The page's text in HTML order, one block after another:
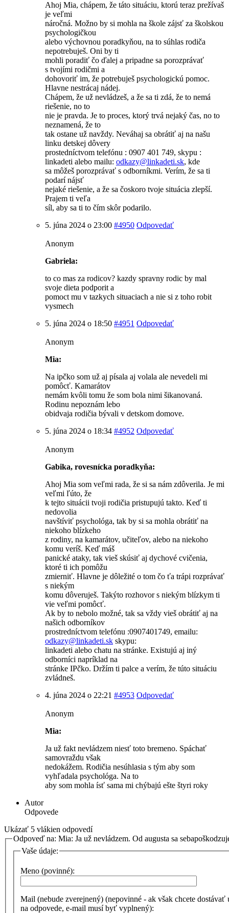
Ahoj Mia, chápem, že táto situáciu, ktorú teraz prežívaš
je veľmi
náročná. Možno by si mohla na škole zájsť za školskou
psychologičkou
alebo výchovnou poradkyňou, na to súhlas rodiča
nepotrebuješ. Oni by ti
mohli poradiť čo ďalej a pripadne sa porozprávať
s tvojími rodičmi a
dohovoriť im, že potrebuješ psychologickú pomoc.
Hlavne nestrácaj nádej.
Chápem, že už nevládzeš, a že sa ti zdá, že to nemá
riešenie, no to
nie je pravda. Je to proces, ktorý trvá nejaký čas, no to
neznamená, že to
tak ostane už navždy. Neváhaj sa obrátiť aj na našu
linku detskej dôvery
prostedníctvom telefónu : 0907 401 749, skypu :
linkadeti alebo mailu: odkazy@linkadeti.sk, kde
sa môžeš porozprávať s odborníkmi. Verím, že sa ti
podarí nájsť
nejaké riešenie, a že sa čoskoro tvoje situácia zlepší.
Prajem ti veľa
síl, aby sa ti to čím skôr podarilo.
5. júna 2024 o 23:00 #4950 Odpovedať
Anonym
Gabriela:
to co mas za rodicov? kazdy spravny rodic by mal
svoje dieta podporit a
pomoct mu v tazkych situaciach a nie si z toho robit
vysmech
5. júna 2024 o 18:50 #4951 Odpovedať
Anonym
Mia:
Na ipčko som už aj písala aj volala ale nevedeli mi
pomôcť. Kamarátov
nemám kvôli tomu že som bola nimi šikanovaná.
Rodinu nepoznám lebo
obidvaja rodičia bývali v detskom domove.
5. júna 2024 o 18:34 #4952 Odpovedať
Anonym
Gabika, rovesnícka poradkyňa:
Ahoj Mia som veľmi rada, že si sa nám zdôverila. Je mi
veľmi ľúto, že
k tejto situácii tvoji rodičia pristupujú takto. Keď ti
nedovolia
navštíviť psychológa, tak by si sa mohla obrátiť na
niekoho blízkeho
z rodiny, na kamarátov, učiteľov, alebo na niekoho
komu veríš. Keď máš
panické ataky, tak vieš skúsiť aj dychové cvičenia,
ktoré ti ich pomôžu
zmierniť. Hlavne je dôležité o tom čo ťa trápi rozprávať
s niekým
komu dôveruješ. Takýto rozhovor s niekým blízkym ti
vie veľmi pomôcť.
Ak by to nebolo možné, tak sa vždy vieš obrátiť aj na
našich odborníkov
prostredníctvom telefónu :0907401749, emailu:
odkazy@linkadeti.sk skypu:
linkadeti alebo chatu na stránke. Existujú aj iný
odborníci napríklad na
stránke IPčko. Držím ti palce a verím, že túto situáciu
zvládneš.
4. júna 2024 o 22:21 #4953 Odpovedať
Anonym
Mia:
Ja už fakt nevládzem niesť toto bremeno. Spáchať
samovraždu však
nedokážem. Rodičia nesúhlasia s tým aby som
vyhľadala psychológa. Na to
aby som mohla ísť sama mi chýbajú ešte štyri roky
Autor
Odpovede
Ukázať 5 vlákien odpovedí
Odpoveď na: Mia: Ja už nevládzem. Od augusta sa
Vaše údaje:
Meno (povinné):
Mail (nebude zverejnený) (nepovinné - ak však chcete dostávať
na odpovede, e-mail musí byť vyplnený):